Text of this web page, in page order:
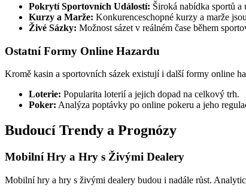
Pokrytí Sportovních Událostí: Široká nabídka sportů
Kurzy a Marže: Konkurenceschopné kurzy a marže
Živé Sázky: Možnost sázet v reálném čase během
Ostatní Formy Online Hazardu
Kromě kasin a sportovních sázek existují i další formy online
Loterie: Popularita loterií a jejich dopad na celkový trh.
Poker: Analýza poptávky po online pokeru a jeho
Budoucí Trendy a Prognózy
Mobilní Hry a Hry s Živými Dealery
Mobilní hry a hry s živými dealery budou i nadále růst.